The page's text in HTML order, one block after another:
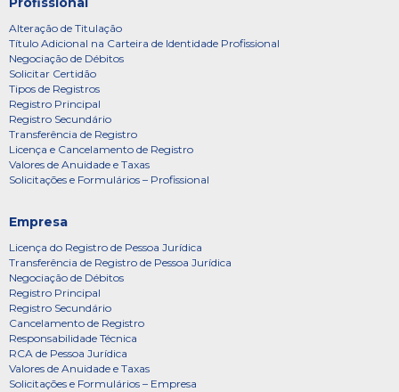
Alteração de Titulação
Título Adicional na Carteira de Identidade Profissional
Negociação de Débitos
Solicitar Certidão
Tipos de Registros
Registro Principal
Registro Secundário
Transferência de Registro
Licença e Cancelamento de Registro
Valores de Anuidade e Taxas
Solicitações e Formulários – Profissional
Empresa
Licença do Registro de Pessoa Jurídica
Transferência de Registro de Pessoa Jurídica
Negociação de Débitos
Registro Principal
Registro Secundário
Cancelamento de Registro
Responsabilidade Técnica
RCA de Pessoa Jurídica
Valores de Anuidade e Taxas
Solicitações e Formulários – Empresa